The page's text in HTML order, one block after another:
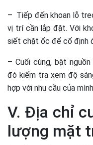
– Tiếp đến khoan lỗ
vị trí cần lắp đặt. Với
siết chặt ốc để cố định
– Cuối cùng, bật
đó kiểm tra xem độ
hợp với nhu cầu của
V. Địa chỉ
lượng mặt